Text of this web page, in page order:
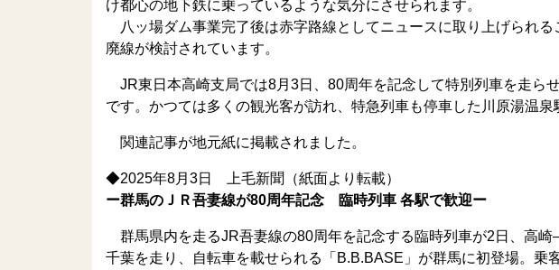
け都心の地下鉄に乗っているような気分にさせられます。
八ッ場ダム事業完了後は赤字路線としてニュースに取り上げられ
廃線が検討されています。
JR東日本高崎支局では8月3日、80周年を記念して特別列車を走ら
です。かつては多くの観光客が訪れ、特急列車も停車した川原湯温泉
関連記事が地元紙に掲載されました。
◆2025年8月3日 上毛新聞（紙面より転載）
ー群馬のＪＲ吾妻線が80周年記念 臨時列車 各駅で歓迎ー
群馬県内を走るJR吾妻線の80周年を記念する臨時列車が2日、高
千葉を走り、自転車を載せられる「B.B.BASE」が群馬に初登場。乗